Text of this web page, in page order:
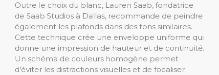
Outre le choix du blanc, Lauren Saab, fondatrice
de Saab Studios à Dallas, recommande de peindre
également les plafonds dans des tons similaires.
Cette technique crée une enveloppe uniforme qui
donne une impression de hauteur et de continuité.
Un schéma de couleurs homogène permet
d’éviter les distractions visuelles et de focaliser